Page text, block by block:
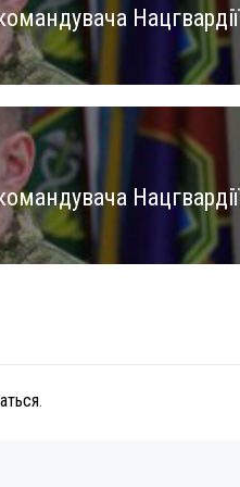
Нацгвардії
Нацгвардії
.